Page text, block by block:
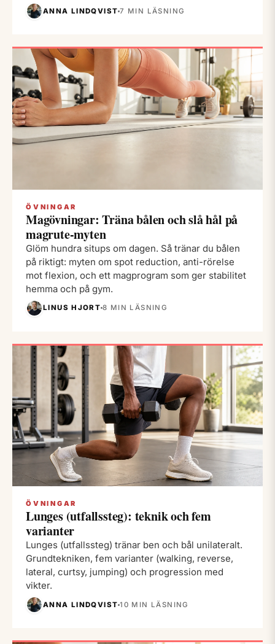
ANNA LINDQVIST 7 MIN LÄSNING
ÖVNINGAR
Magövningar: Träna bålen och slå hål på
magrute-myten
Glöm hundra situps om dagen. Så tränar du bålen
på riktigt: myten om spot reduction, anti-rörelse
mot flexion, och ett magprogram som ger stabilitet
hemma och på gym.
LINUS HJORT 8 MIN LÄSNING
ÖVNINGAR
Lunges (utfallssteg): teknik och fem
varianter
Lunges (utfallssteg) tränar ben och bål unilateralt.
Grundtekniken, fem varianter (walking, reverse,
lateral, curtsy, jumping) och progression med
vikter.
ANNA LINDQVIST 10 MIN LÄSNING